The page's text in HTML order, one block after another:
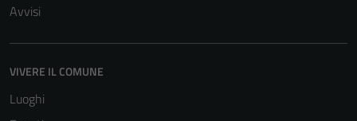
Avvisi
VIVERE IL COMUNE
Luoghi